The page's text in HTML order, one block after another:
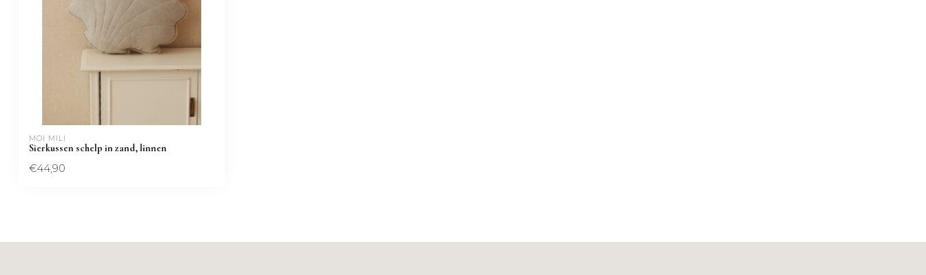
MOI MILI
Sierkussen schelp in zand, linnen
€44,90